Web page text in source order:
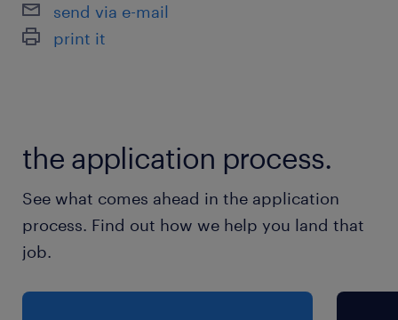
土日祝日
土日祝日休み
※※毎週月曜日のみ早出で7：50から朝礼があり
残業
月40時間程度（残業ナシや少なめ希望の方、ま
ずはご相談下さい♪）
send via e-mail
print it
the application process.
See what comes ahead in the application
process. Find out how we help you land that
job.